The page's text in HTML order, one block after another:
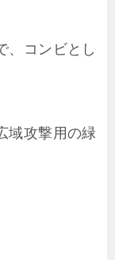
、コンビとし
域攻撃用の緑